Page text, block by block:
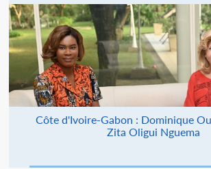
Côte d'Ivoire-Gabon : Dominique
Zita Oligui Nguema